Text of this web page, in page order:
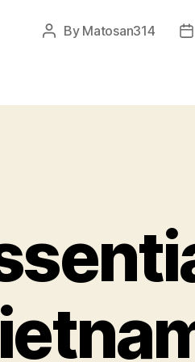
Post
By Matosan314